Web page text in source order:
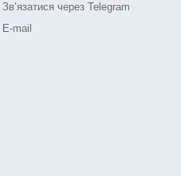
Зв’язатися через Telegram
E-mail